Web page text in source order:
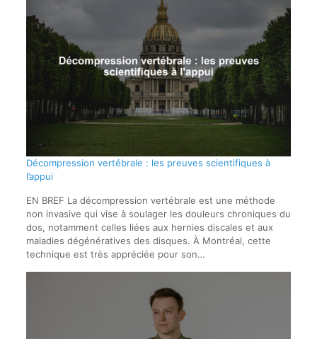
Décompression vertébrale : les preuves scientifiques à
l’appui
EN BREF La décompression vertébrale est une méthode
non invasive qui vise à soulager les douleurs chroniques du
dos, notamment celles liées aux hernies discales et aux
maladies dégénératives des disques. À Montréal, cette
technique est très appréciée pour son…